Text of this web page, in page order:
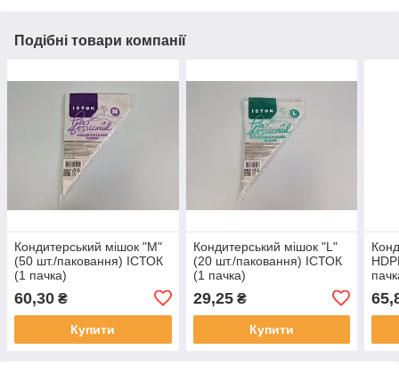
Подібні товари компанії
Кондитерський мішок "M"
(50 шт./паковання) ІСТОК
(1 пачка)
60,30 ₴
Купити
Кондитерський мішок "L"
(20 шт./паковання) ІСТОК
(1 пачка)
29,25₴
Купити